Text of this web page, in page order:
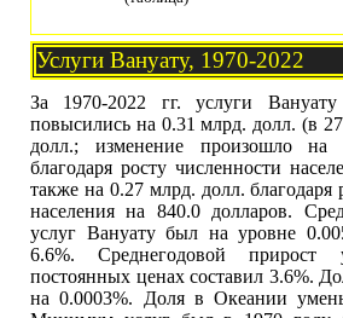
Услуги Вануату, 1970-2022
За 1970-2022 гг. услуги
повысились на 0.31 млрд. долл. (в
долл.; изменение произошло
благодаря росту численности
также на 0.27 млрд. долл. благодаря
населения на 840.0 долларов.
услуг Вануату был на уровне
6.6%. Среднегодовой
постоянных ценах составил 3.6%.
на 0.0003%. Доля в Океании